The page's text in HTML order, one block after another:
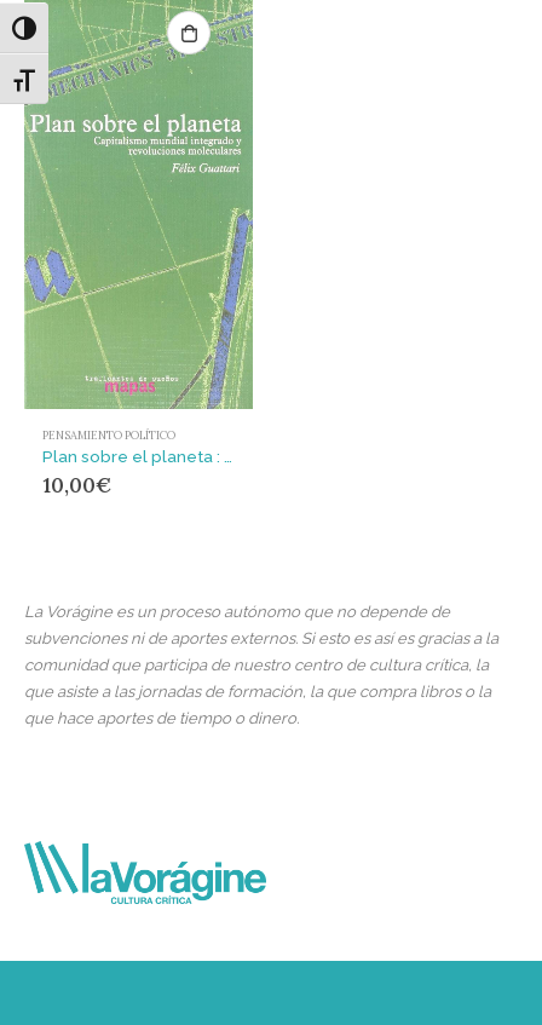
Alternar alto contraste
Alternar tamaño de letra
PENSAMIENTO POLÍTICO
10,00€
La Vorágine es un proceso autónomo que no depende de
subvenciones ni de aportes externos. Si esto es así es gracias a la
comunidad que participa de nuestro centro de cultura crítica, la
que asiste a las jornadas de formación, la que compra libros o la
que hace aportes de tiempo o dinero.